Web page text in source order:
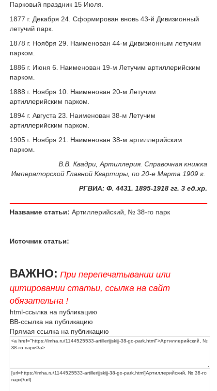
Парковый праздник 15 Июля.
1877 г. Декабря 24. Сформирован вновь 43-й Дивизионный
летучий парк.
1878 г. Ноября 29. Наименован 44-м Дивизионным летучим
парком.
1886 г. Июня 6. Наименован 19-м Летучим артиллерийским
парком.
1888 г. Ноября 10. Наименован 20-м Летучим
артиллерийским парком.
1894 г. Августа 23. Наименован 38-м Летучим
артиллерийским парком.
1905 г. Ноября 21. Наименован 38-м артиллерийским
парком.
В.В. Квадри, Артиллерия. Справочная книжка
Императорской Главной Квартиры, по 20-е Марта 1909 г.
РГВИА: Ф. 4431. 1895-1918 гг. 3 ед.хр.
Название статьи: Артиллерийский, № 38-го парк
Источник статьи:
ВАЖНО: При перепечатывании или
цитировании статьи, ссылка на сайт
обязательна !
html-ссылка на публикацию
BB-ссылка на публикацию
Прямая ссылка на публикацию